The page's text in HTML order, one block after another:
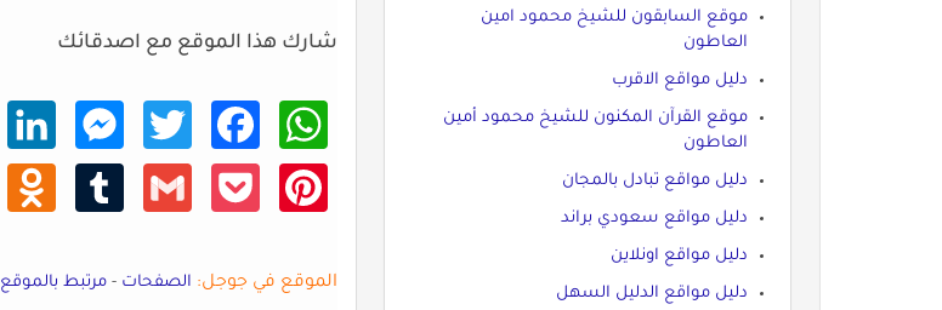
شارك هذا الموقع مع اصدقائك
What
sApp
Faceb
ook
Twitt
er
Mess
enger
Linke
dIn
Pinte
rest
Pocke
Gmail
Tumb
Odno
klass
niki
الموقع في جوجل: الصفحات - مرتبط بالموقع
موقع السابقون للشيخ محمود امين
العاطون
دليل مواقع الاقرب
موقع القرآن المكنون للشيخ محمود أمين
العاطون
دليل مواقع تبادل بالمجان
دليل مواقع سعودي براند
دليل مواقع اونلاين
دليل مواقع الدليل السهل